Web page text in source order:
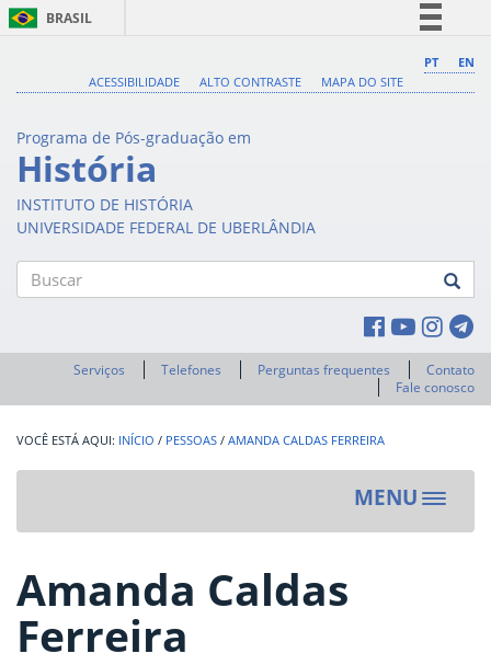
BRASIL
Comunica BR
PT
EN
ACESSIBILIDADE
ALTO CONTRASTE MAPA DO SITE
Programa de Pós-graduação em
História
INSTITUTO DE HISTÓRIA
UNIVERSIDADE FEDERAL DE UBERLÂNDIA
Serviços Telefones Perguntas frequentes
Contato
Fale conosco
INÍCIO / PESSOAS / AMANDA CALDAS FERREIRA
MENU
Toggle
Amanda Caldas
Ferreira